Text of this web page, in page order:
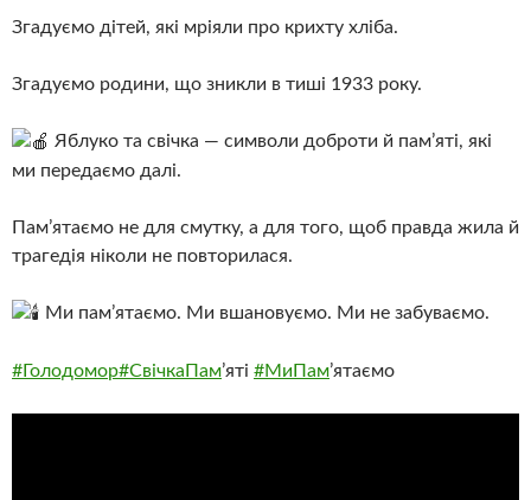
Згадуємо дітей, які мріяли про крихту хліба.
Згадуємо родини, що зникли в тиші 1933 року.
Я блуко та свічка — символи доброти й пам’яті, які
ми передаємо далі.
Пам’ятаємо не для смутку, а для того, щоб правда жила й
трагедія ніколи не повторилася.
Ми пам’ятаємо. Ми вшановуємо. Ми не забуваємо.
#Голодомор#СвічкаПам’яті #МиПам’ятаємо